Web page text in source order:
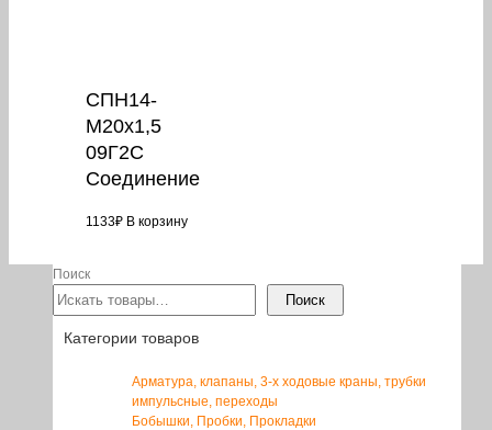
СПН14-
М20х1,5
09Г2С
Соединение
1133₽ В корзину
Поиск
Поиск
Категории товаров
Арматура, клапаны, 3-х ходовые краны, трубки
импульсные, переходы
Бобышки, Пробки, Прокладки